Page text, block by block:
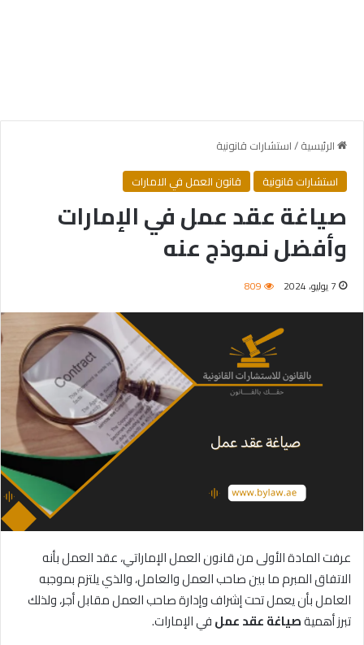
الرئيسية/استشارات قانونية
استشارات قانونية
قانون العمل في الامارات
صياغة عقد عمل في الإمارات
وأفضل نموذج عنه
7 يوليو، 2024 809
عرفت المادة الأولى من قانون العمل الإماراتي، عقد العمل بأنه
الاتفاق المبرم ما بين صاحب العمل والعامل، والذي يلتزم بموجبه
العامل بأن يعمل تحت إشراف وإدارة صاحب العمل مقابل أجر، ولذلك
تبرز أهميةصياغةعقدعملفي الإمارات.